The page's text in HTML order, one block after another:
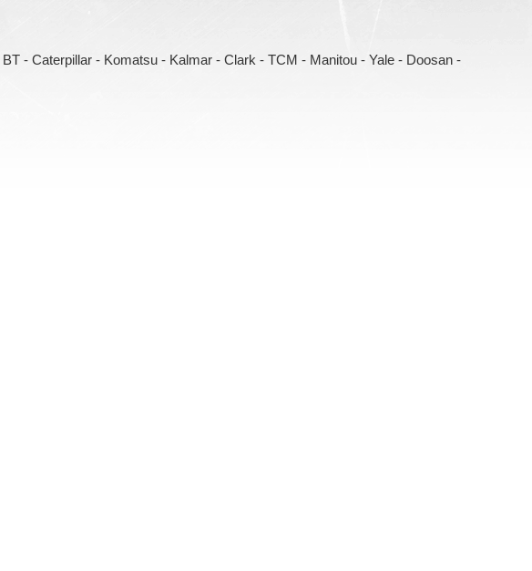
- Caterpillar - Komatsu - Kalmar - Clark - TCM - Manitou - Yale - Doosan -